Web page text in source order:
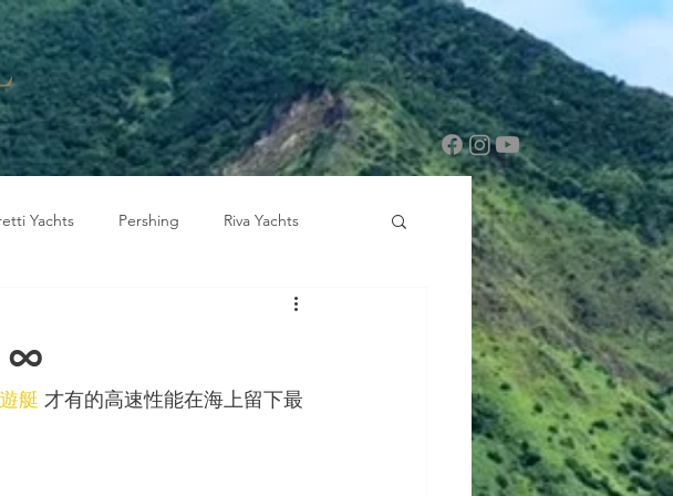
Yachts Pershing Riva Yachts
∞
艇 才有的高速性能在海上留下最